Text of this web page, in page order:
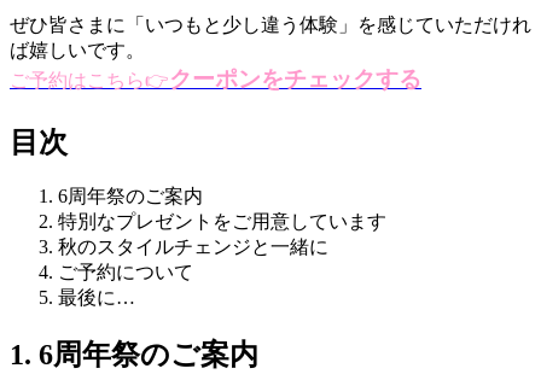
ぜひ皆さまに「いつもと少し違う体験」を感じていただけれ
ば嬉しいです。
ご予約はこちら👉クーポンをチェックする
目次
6周年祭のご案内
特別なプレゼントをご用意しています
秋のスタイルチェンジと一緒に
ご予約について
最後に…
1. 6周年祭のご案内